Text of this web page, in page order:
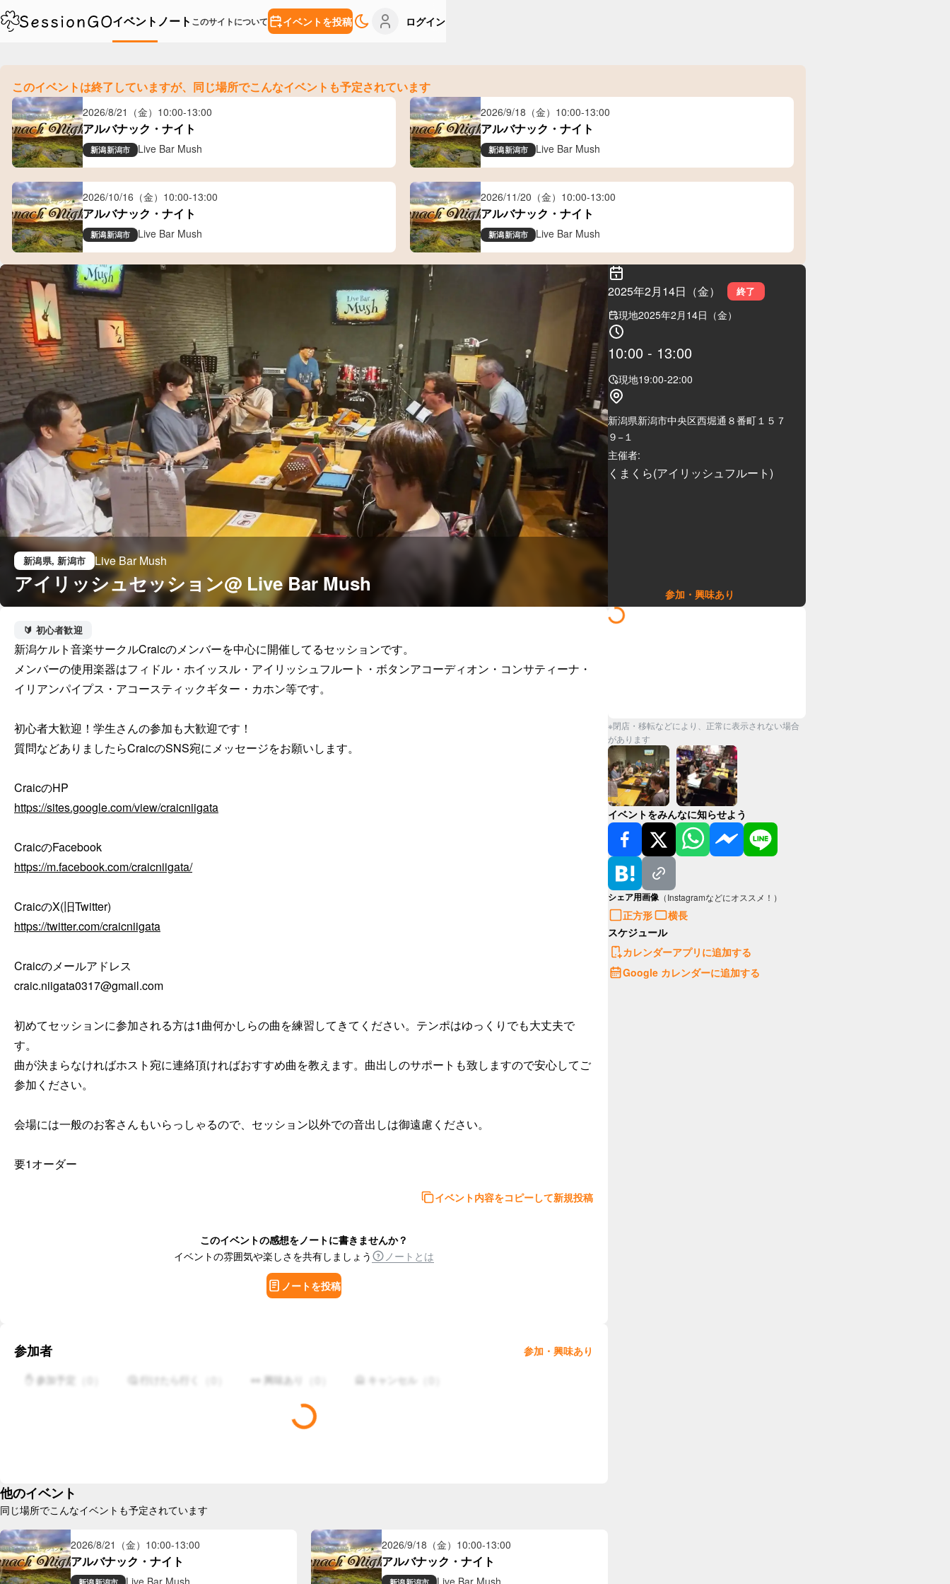
イベント ノート このサイトについて イベントを投稿 ログイン
このイベントは終了していますが、 同じ場所でこんなイベントも予定されています
2026/8/21（金） 10:00-13:00
アルバナック・ナイト
新潟新潟市 Live Bar Mush
2026/9/18（金） 10:00-13:00
アルバナック・ナイト
新潟新潟市 Live Bar Mush
2026/10/16（金） 10:00-13:00
アルバナック・ナイト
新潟新潟市 Live Bar Mush
2026/11/20（金） 10:00-13:00
アルバナック・ナイト
新潟新潟市 Live Bar Mush
新潟県, 新潟市 Live Bar Mush
アイリッシュセッション@ Live Bar Mush
2025年2月14日（金） 終了
現地2025年2月14日（金）
10:00 - 13:00
現地19:00-22:00
新潟県新潟市中央区西堀通８番町１５７
９−１
主催者:
くまくら(アイリッシュフルート)
参加・興味あり
🔰 初心者歓迎
新潟ケルト音楽サークルCraicのメンバーを中心に開催してるセッションです。
メンバーの使用楽器はフィドル・ホイッスル・アイリッシュフルート・ボタンアコーディオン・コンサティーナ・
イリアンパイプス・アコースティックギター・カホン等です。
初心者大歓迎！学生さんの参加も大歓迎です！
質問などありましたらCraicのSNS宛にメッセージをお願いします。
https://sites.google.com/view/craicniigata
https://m.facebook.com/craicniigata/
https://twitter.com/craicniigata
Craicのメールアドレス
craic.niigata0317@gmail.com
初めてセッションに参加される方は1曲何かしらの曲を練習してきてください。テンポはゆっくりでも大丈夫で
す。
曲が決まらなければホスト宛に連絡頂ければおすすめ曲を教えます。曲出しのサポートも致しますので安心してご
参加ください。
会場には一般のお客さんもいらっしゃるので、セッション以外での音出しは御遠慮ください。
要1オーダー
イベント内容をコピーして新規投稿
このイベントの感想をノートに書きませんか？
イベントの雰囲気や楽しさを共有しましょう
ノートとは
ノートを投稿
参加者 参加・興味あり
✋ 参加予定 🤔 行けたら行く 👀 興味あり 🙅 キャンセル
他のイベント
同じ場所でこんなイベントも予定されています
2026/8/21（金） 10:00-13:00
アルバナック・ナイト
Live Bar Mush
2026/9/18（金） 10:00-13:00
アルバナック・ナイト
Live Bar Mush
※閉店・移転などにより、正常に表示されない場合
があります
イベントをみんなに知らせよう
シェア用画像 （Instagramなどにオススメ！）
正方形
横長
スケジュール
カレンダーアプリに追加する
Google カレンダーに追加する